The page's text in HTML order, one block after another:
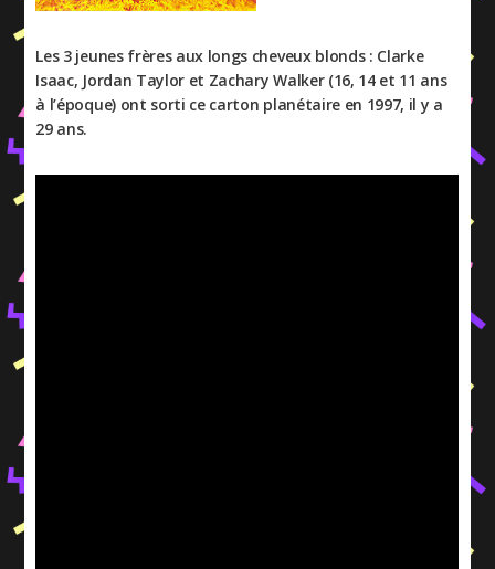
Les 3 jeunes frères aux longs cheveux blonds : Clarke
Isaac, Jordan Taylor et Zachary Walker (16, 14 et 11 ans
à l’époque) ont sorti ce carton planétaire en 1997, il y a
29 ans.